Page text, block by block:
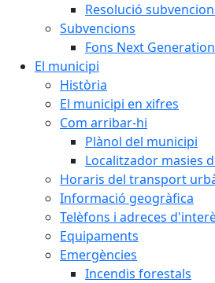
Resolució
Subvencions
Fons Next
El municipi
Història
El municipi en xifres
Com arribar-hi
Plànol del municipi
Localitzador masies
Horaris del transport
Informació geogràfica
Telèfons i adreces
Equipaments
Emergències
Incendis forestals